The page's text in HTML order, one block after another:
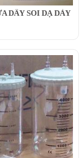
DÂY SOI DẠ DÀY